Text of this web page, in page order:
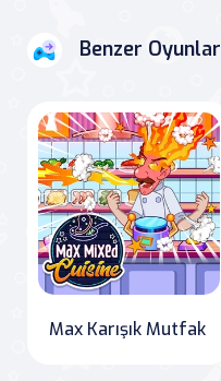
Benzer Oyunlar
Max Karışık Mutfak